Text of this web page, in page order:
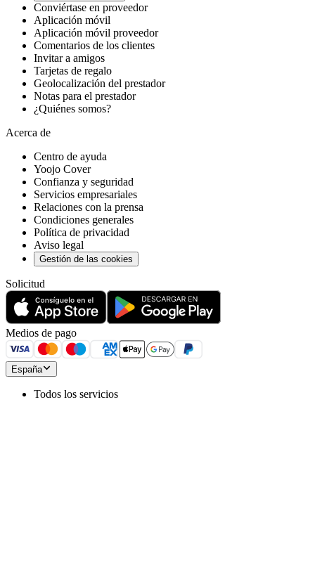
Conviértase en proveedor
Aplicación móvil
Aplicación móvil proveedor
Comentarios de los clientes
Invitar a amigos
Tarjetas de regalo
Geolocalización del prestador
Notas para el prestador
¿Quiénes somos?
Acerca de
Centro de ayuda
Yoojo Cover
Confianza y seguridad
Servicios empresariales
Relaciones con la prensa
Condiciones generales
Política de privacidad
Aviso legal
Gestión de las cookies
Solicitud
Medios de pago
España
Todos los servicios